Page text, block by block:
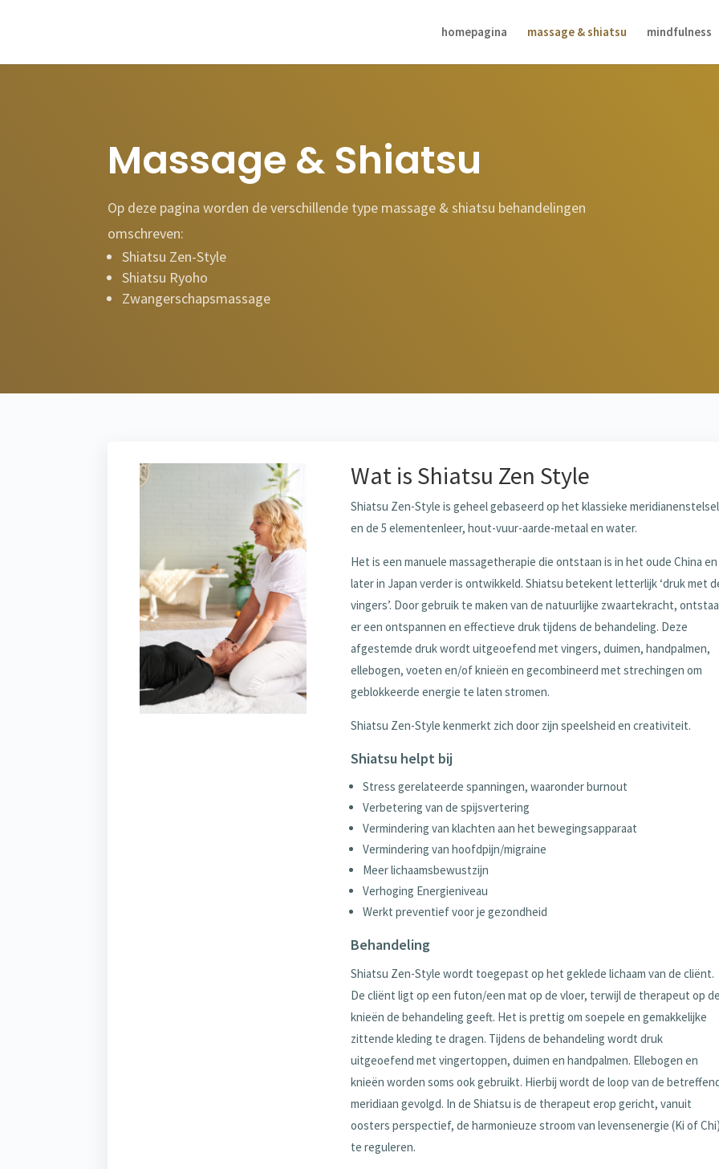
homepagina massage & shiatsu mindfulness
Massage & Shiatsu
Op deze pagina worden de verschillende type massage & shiatsu behandelingen
omschreven:
Shiatsu Zen-Style
Shiatsu Ryoho
Zwangerschapsmassage
Wat is Shiatsu Zen Style
Shiatsu Zen-Style is geheel gebaseerd op het klassieke meridianenstelsel
en de 5 elementenleer, hout-vuur-aarde-metaal en water.
Het is een manuele massagetherapie die ontstaan is in het oude China en
later in Japan verder is ontwikkeld. Shiatsu betekent letterlijk ‘druk met
vingers’. Door gebruik te maken van de natuurlijke zwaartekracht,
er een ontspannen en effectieve druk tijdens de behandeling. Deze
afgestemde druk wordt uitgeoefend met vingers, duimen, handpalmen,
ellebogen, voeten en/of knieën en gecombineerd met strechingen om
geblokkeerde energie te laten stromen.
Shiatsu Zen-Style kenmerkt zich door zijn speelsheid en creativiteit.
Shiatsu helpt bij
Stress gerelateerde spanningen, waaronder burnout
Verbetering van de spijsvertering
Vermindering van klachten aan het bewegingsapparaat
Vermindering van hoofdpijn/migraine
Meer lichaamsbewustzijn
Verhoging Energieniveau
Werkt preventief voor je gezondheid
Behandeling
Shiatsu Zen-Style wordt toegepast op het geklede lichaam van de cliënt.
De cliënt ligt op een futon/een mat op de vloer, terwijl de therapeut op
knieën de behandeling geeft. Het is prettig om soepele en gemakkelijke
zittende kleding te dragen. Tijdens de behandeling wordt druk
uitgeoefend met vingertoppen, duimen en handpalmen. Ellebogen en
knieën worden soms ook gebruikt. Hierbij wordt de loop van de
meridiaan gevolgd. In de Shiatsu is de therapeut erop gericht, vanuit
oosters perspectief, de harmonieuze stroom van levensenergie (Ki of
te reguleren.